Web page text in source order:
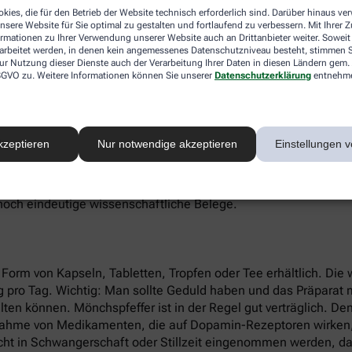
die für den Betrieb der Website technisch erforderlich sind. Darüber hinaus
Website für Sie optimal zu gestalten und fortlaufend zu verbessern. Mit Ihrer
zu Ihrer Verwendung unserer Website auch an Drittanbieter weiter. Soweit
werden, in denen kein angemessenes Datenschutzniveau besteht, stimmen
Nutzung dieser Dienste auch der Verarbeitung Ihrer Daten in diesen Ländern
zu. Weitere Informationen können Sie unserer Datenschutzerklärung
Nur notwendige akzeptieren Einstellungen
und ist ein erwiesen wirksames alternatives
Beim PMS treten oft Symptome wie
Werte des körpereigenen Hormons Prolaktin. Prolaktin
Ausschüttung des Hormons. Durch die prolaktinsenkende
Weil Zyklusstörungen oft auch mit einem unerfüllten
Schwangerschaft verbessern. Auch bei
eindeutige wissenschaftliche Belege.
von Kapseln, Tabletten, Tropfen oder Tee erhältlich.
Tag. Wichtig: Man sollte Geduld haben und das
können. Mönchspfeffer ist in der Regel gut verträglich.
von Medikamenten, die auf Dopamin-Rezeptoren
in Schwangerschaft oder Stillzeit eingenommen werden,